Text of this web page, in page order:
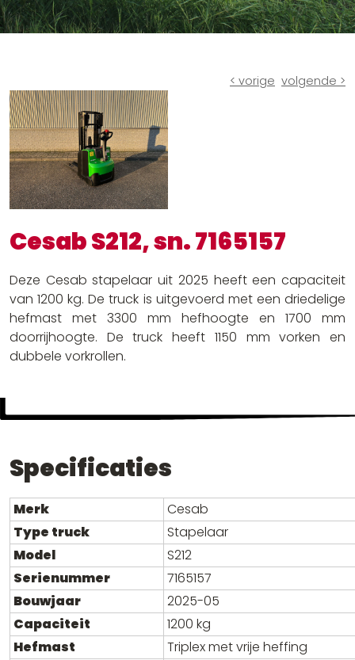
Ruw terrein heftrucks
Batterijen en laders
< vorige volgende >
Cesab S212, sn. 7165157
Deze Cesab stapelaar uit 2025 heeft een capaciteit
van 1200 kg. De truck is uitgevoerd met een driedelige
hefmast met 3300 mm hefhoogte en 1700 mm
doorrijhoogte. De truck heeft 1150 mm vorken en
dubbele vorkrollen.
Specificaties
Merk
Cesab
Type truck
Stapelaar
Model
S212
Serienummer
7165157
Bouwjaar
2025-05
Capaciteit
1200 kg
Hefmast
Triplex met vrije heffing